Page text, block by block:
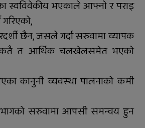
स्वविवेकीय भएकाले आफ्नो र पराइ
छैन, जसले गर्दा सरुवामा व्यापक
त आर्थिक चलखेलसमेत भएको
कानुनी व्यवस्था पालनाको कमी
सरुवामा आपसी समन्वय हुन